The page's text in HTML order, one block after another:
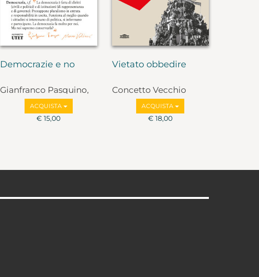
Democrazie e no
Gianfranco Pasquino,
Marco Valbruzzi
ACQUISTA
€ 15,00
Vietato obbedire
Concetto Vecchio
ACQUISTA
€ 18,00